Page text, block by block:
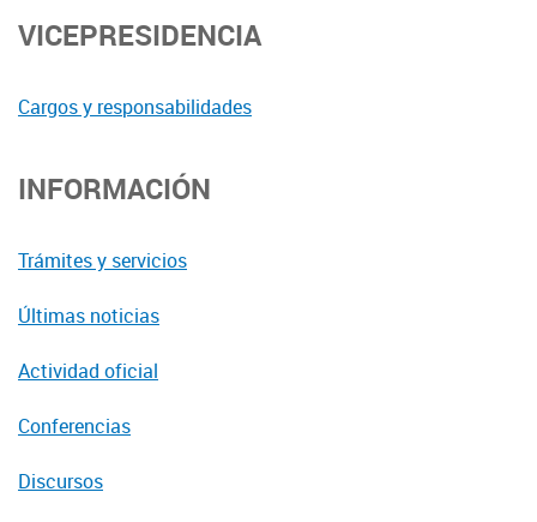
VICEPRESIDENCIA
Cargos y responsabilidades
INFORMACIÓN
Trámites y servicios
Últimas noticias
Actividad oficial
Conferencias
Discursos